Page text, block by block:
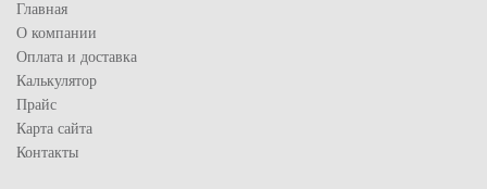
Главная
О компании
Оплата и доставка
Калькулятор
Прайс
Карта сайта
Контакты